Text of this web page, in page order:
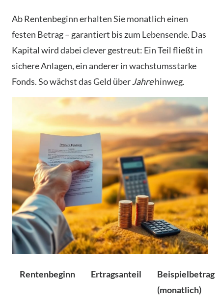
Ab Rentenbeginn erhalten Sie monatlich einen
festen Betrag – garantiert bis zum Lebensende. Das
Kapital wird dabei clever gestreut: Ein Teil fließt in
sichere Anlagen, ein anderer in wachstumsstarke
Fonds. So wächst das Geld überJahrehinweg.
Rentenbeginn Ertragsanteil
Beispielbetrag
(monatlich)